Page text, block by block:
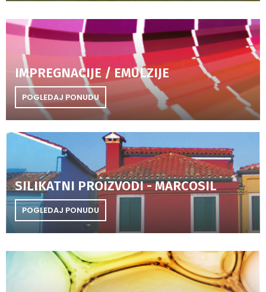
IMPREGNACIJE / EMULZIJE
POGLEDAJ PONUDU
SILIKATNI PROIZVODI - MARCOSIL
POGLEDAJ PONUDU